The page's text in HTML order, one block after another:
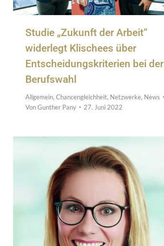
Studie „Zukunft der Arbeit“
widerlegt Klischees über
Entscheidungskriterien bei der
Berufswahl
Allgemein, Chancengleichheit, Netzwerke, News
VonGunther Pany 27. Juni 2022